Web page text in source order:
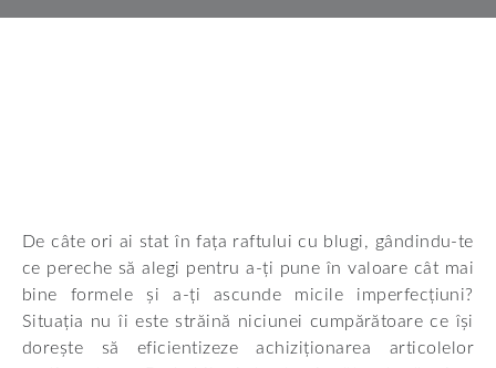
De câte ori ai stat în fața raftului cu blugi, gândindu-te
ce pereche să alegi pentru a-ți pune în valoare cât mai
bine formele și a-ți ascunde micile imperfecțiuni?
Situația nu îi este străină niciunei cumpărătoare ce își
dorește să eficientizeze achiziționarea articolelor